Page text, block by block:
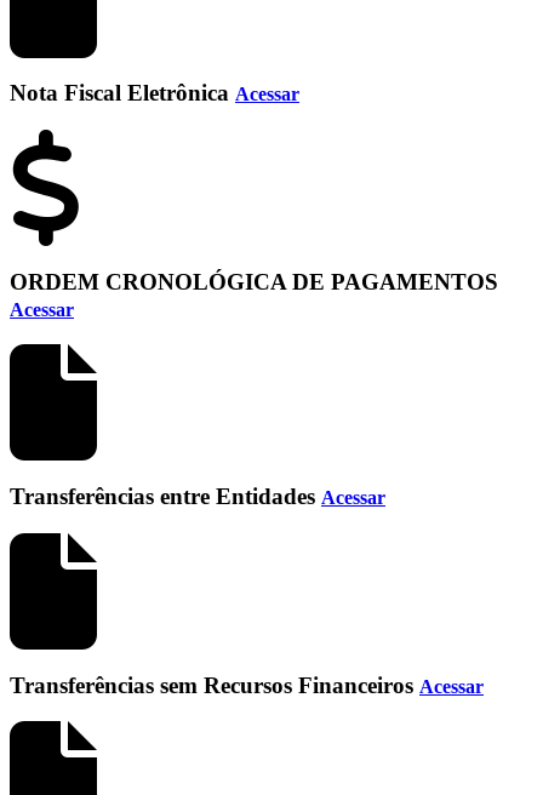
Nota Fiscal Eletrônica Acessar
ORDEM CRONOLÓGICA DE PAGAMENTOS
Acessar
Transferências entre Entidades Acessar
Transferências sem Recursos Financeiros Acessar